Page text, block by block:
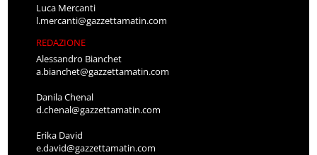
Luca Mercanti
l.mercanti@gazzettamatin.com
REDAZIONE
Alessandro Bianchet
a.bianchet@gazzettamatin.com
Danila Chenal
d.chenal@gazzettamatin.com
Erika David
e.david@gazzettamatin.com